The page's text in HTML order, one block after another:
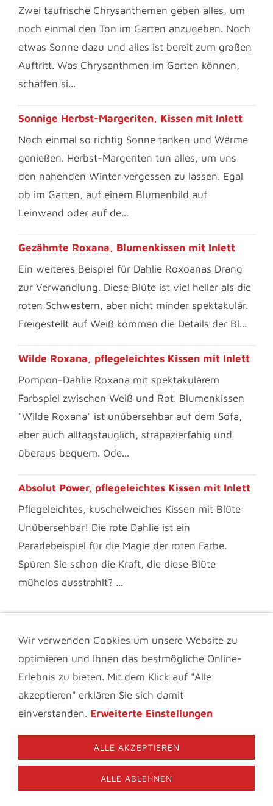
Zwei taufrische Chrysanthemen geben alles, um
noch einmal den Ton im Garten anzugeben. Noch
etwas Sonne dazu und alles ist bereit zum großen
Auftritt. Was Chrysanthmen im Garten können,
schaffen si...
Sonnige Herbst-Margeriten, Kissen mit Inlett
Noch einmal so richtig Sonne tanken und Wärme
genießen. Herbst-Margeriten tun alles, um uns
den nahenden Winter vergessen zu lassen. Egal
ob im Garten, auf einem Blumenbild auf
Leinwand oder auf de...
Gezähmte Roxana, Blumenkissen mit Inlett
Ein weiteres Beispiel für Dahlie Roxoanas Drang
zur Verwandlung. Diese Blüte ist viel heller als die
roten Schwestern, aber nicht minder spektakulär.
Freigestellt auf Weiß kommen die Details der Bl...
Wilde Roxana, pflegeleichtes Kissen mit Inlett
Pompon-Dahlie Roxana mit spektakulärem
Farbspiel zwischen Weiß und Rot. Blumenkissen
"Wilde Roxana" ist unübersehbar auf dem Sofa,
aber auch alltagstauglich, strapazierfähig und
überaus bequem. Ode...
Absolut Power, pflegeleichtes Kissen mit Inlett
Pflegeleichtes, kuschelweiches Kissen mit Blüte:
Unübersehbar! Die rote Dahlie ist ein
Paradebeispiel für die Magie der roten Farbe.
Spüren Sie schon die Kraft, die diese Blüte
mühelos ausstrahlt? ...
INFOTHEK
BLOGS FÜR BLUMENFREUNDE
VIDEOS
AGB
MATERIALBESCHREIBUNG
COOKIES
Sie das Urheberrecht und verwenden Sie die Texte und
schriftliche Genehmigung.
09126-287131
Nature to Print Im Birkig 22 91338 Igensdorf
Wir verwenden Cookies um unsere Website zu
optimieren und Ihnen das bestmögliche Online-
Erlebnis zu bieten. Mit dem Klick auf "Alle
akzeptieren" erklären Sie sich damit
einverstanden. Erweiterte Einstellungen
ALLE AKZEPTIEREN
ALLE ABLEHNEN